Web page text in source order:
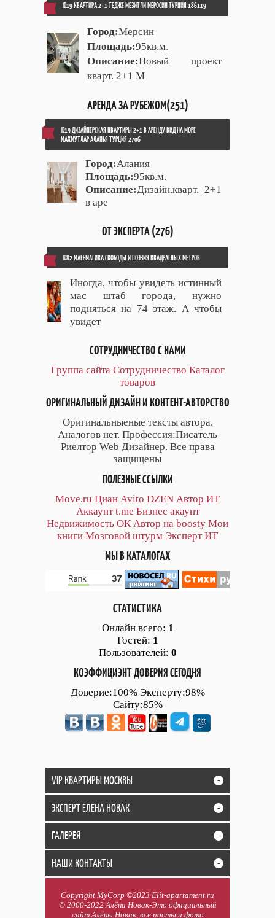
ID19 КВАРТИРА 2+1 ТЕДЖЕ МЕЗИТЛИ МЕРОСИН ТУРЦИЯ 186119
Город:Мерсин
Площадь:95кв.м.
Описание:Новый проект
кварт. 2+1 М
АРЕНДА ЗА РУБЕЖОМ(251)
ID19 ДИЗАЙНЕРСКАЯ КВАРТИРЫ 2+1 В АРЕНДУ ВИД НА МОРЕ
МАХМУТЛАР АЛАНЬЯ ТУРЦИЯ 2706
Город:Алания
Площадь:95кв.м.
Описание:Дизайн.кварт. 2+1
в аре
ОТ ЭКСПЕРТА (276)
ID82 МАТЕМАТИКА СВОБОДЫ И ПОЭЗИЯ КВАДРАТНЫХ МЕТРОВ
Иногда, чтобы увидеть истинный
мас штаб города, нужно
подняться на 74 этаж. А чтобы
увидет
СОТРУДНИЧЕСТВО С НАМИ
Группа сайта Сотрудничество Каталог
товаров
ОРИГИНАЛЬНЫЙ ДИЗАЙН И КОНТЕНТ-АВТОРСТВО
Оригинальныеные тексты автора.
Аналогов нет. Профессия:Писатель
Риелтор Web Дизайнер. Все права
защищены
ПОЛЕЗНЫЕ ССЫЛКИ
Move.ru Циан Avito DZEN Автор ИТ
Аккаунт t.me Бизнес акаунт
Недвижимость ОК Автор на boosty Мои
книги Мозговой штурм Эксперт ИТ
МЫ В КАТАЛОГАХ
СТАТИСТИКА
Онлайн всего: 1
Гостей: 1
Пользователей: 0
КОЭФФИЦИЭНТ ДОВЕРИЯ СЕГОДНЯ
Доверие:100% Эксперту:98%
Сайту:85%
VIP КВАРТИРЫ МОСКВЫ +
ЭКСПЕРТ ЕЛЕНА НОВАК +
ГАЛЕРЕЯ +
НАШИ КОНТАКТЫ +
Copyright MyCorp ©2023 Elit-apartament.ru
© 2000-2022 Алёна Новак-Это официальный
сайт Алёны Новак, все посты и фото